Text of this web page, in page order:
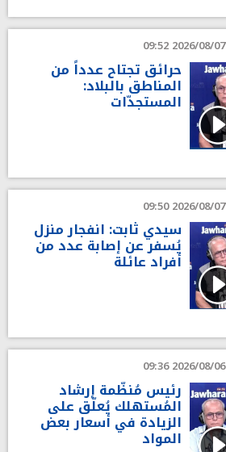
2026/08/07 09:52
حرائق تجتاح عدداً من
المناطق بالبلاد:
المستجدّات
2026/08/07 09:50
سيدي ثابت: انفجار منزل
يُسفر عن إصابة عدد من
أفراد عائلة
2026/08/06 09:36
رئيس مُنظّمة إرشاد
المُستهلك يُعلّق على
الزيادة في أسعار بعض
المواد